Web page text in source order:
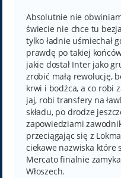
Absolutnie nie
świecie nie chce tu
tylko ładnie uśmiechał
prawdę po takiej
jakie dostał Inter jako
zrobić małą rewolucję,
krwi i bodźca, a co robi
jaj, robi transfery na
składu, po drodze
zapowiedziami
przeciągając się z
ciekawe nazwiska które
Mercato finalnie
Włoszech.